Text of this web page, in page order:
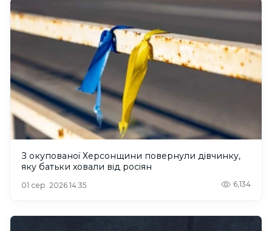
З окупованої Херсонщини повернули дівчинку,
яку батьки ховали від росіян
01 сер. 2026 14:35 6,134